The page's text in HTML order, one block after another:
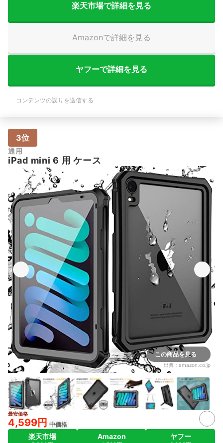
楽天市場で詳細を見る
Amazonで詳細を見る
ヤフーで詳細を見る
コンテンツの誤りを送信する
3位
通用
iPad mini 6 用 ケース
この商品を見る
出典： amazon.co.jp
最安価格
4,599円 中価格
楽天市場 Amazon ヤフー